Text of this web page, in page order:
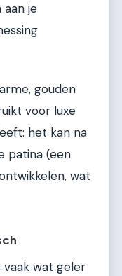
je
gouden
voor luxe
het kan na
patina (een
wat
vaak wat geler